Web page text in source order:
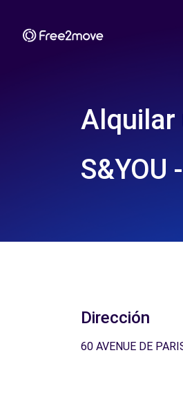
Alquilar
S&YOU
Dirección
60 AVENUE DE